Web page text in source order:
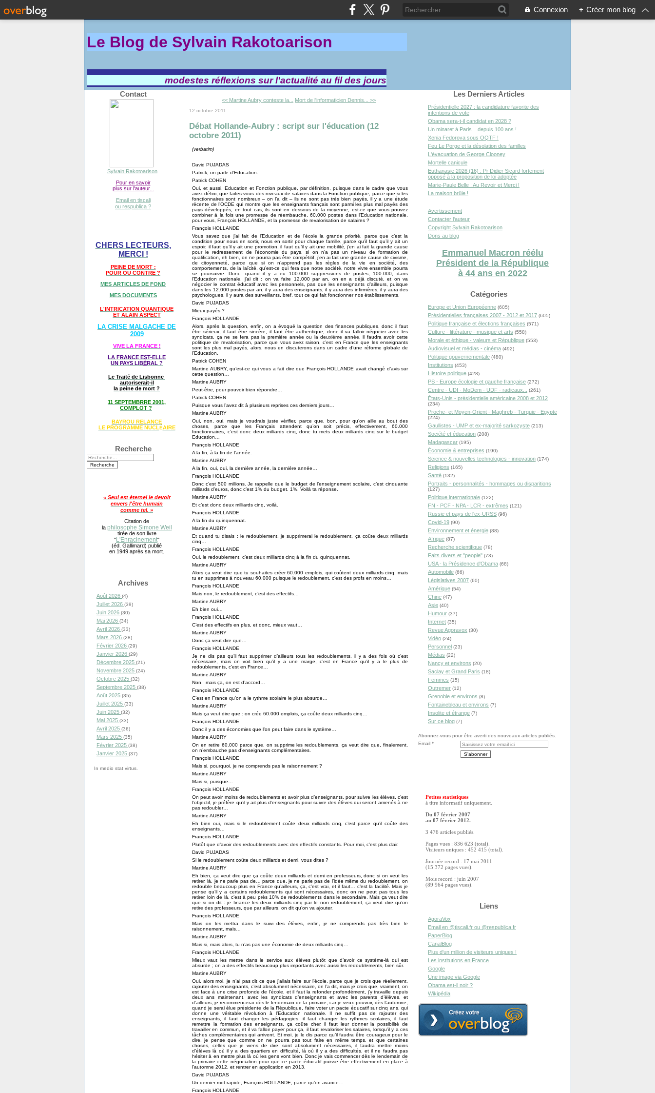
Connexion + Créer mon blog
Le Blog de Sylvain Rakotoarison
modestes réflexions sur l'actualité au fil des jours
Contact
Sylvain Rakotoarison
Pour en savoir
plus sur l'auteur...
Email en tiscali
ou respublica ?
CHERS LECTEURS,
MERCI !
PEINE DE MORT :
POUR OU CONTRE ?
MES ARTICLES DE FOND
MES DOCUMENTS
L'INTRICATION QUANTIQUE
ET ALAIN ASPECT
LA CRISE MALGACHE DE
2009
VIVE LA FRANCE !
LA FRANCE EST-ELLE
UN PAYS LIBÉRAL ?
Le Traité de Lisbonne
autoriserait-il
la peine de mort ?
11 SEPTEMBRRE 2001,
COMPLOT ?
BAYROU RELANCE
LE PROGRAMME NUCLÉAIRE
Recherche
« Seul est éternel le devoir
envers l'être humain
comme tel. »
Citation de
la philosophe Simone Weil
tirée de son livre
"L'Enracinement"
(éd. Gallimard) publié
en 1949 après sa mort.
Archives
Août 2026 (4)
Juillet 2026 (39)
Juin 2026 (30)
Mai 2026 (34)
Avril 2026 (33)
Mars 2026 (28)
Février 2026 (29)
Janvier 2026 (29)
Décembre 2025 (21)
Novembre 2025 (24)
Octobre 2025 (32)
Septembre 2025 (38)
Août 2025 (35)
Juillet 2025 (33)
Juin 2025 (32)
Mai 2025 (33)
Avril 2025 (36)
Mars 2025 (35)
Février 2025 (38)
Janvier 2025 (37)
In medio stat virtus.
<< Martine Aubry conteste la... Mort de l'informaticien Dennis... >>
12 octobre 2011
Débat Hollande-Aubry : script sur l'éducation (12
octobre 2011)
(verbatim)
David PUJADAS
Patrick, on parle d’Education.
Patrick COHEN
Oui, et aussi, Education et Fonction publique, par définition, puisque dans le cadre que vous
avez défini, que faites-vous des niveaux de salaires dans la Fonction publique, parce que si les
fonctionnaires sont nombreux – on l’a dit – ils ne sont pas très bien payés, il y a une étude
récente de l’OCDE qui montre que les enseignants français sont parmi les plus mal payés des
pays développés, en tout cas, ils sont en dessous de la moyenne, est-ce que vous pouvez
combiner à la fois une promesse de réembauche, 60.000 postes dans l’Education nationale,
pour vous, François HOLLANDE, et la promesse de revalorisation de salaires ?
François HOLLANDE
Vous savez que j’ai fait de l’Education et de l’école la grande priorité, parce que c’est la
condition pour nous en sortir, nous en sortir pour chaque famille, parce qu’il faut qu’il y ait un
espoir, il faut qu’il y ait une promotion, il faut qu’il y ait une mobilité, j’en ai fait la grande cause
pour le redressement de l’économie du pays, si on n’a pas un niveau de formation de
qualification, eh bien, on ne pourra pas être compétitif, j’en ai fait une grande cause de civisme,
de citoyenneté, parce que si on n’apprend pas les règles de la vie en société, des
comportements, de la laïcité, qu’est-ce qui fera que notre société, notre vivre ensemble pourra
se poursuivre. Donc, quand il y a eu 100.000 suppressions de postes, 100.000, dans
l’Education nationale, j’ai dit : on va faire 12.000 par an, on en a déjà discuté, et on va
négocier le contrat éducatif avec les personnels, pas que les enseignants d’ailleurs, puisque
dans les 12.000 postes par an, il y aura des enseignants, il y aura des infirmières, il y aura des
psychologues, il y aura des surveillants, bref, tout ce qui fait fonctionner nos établissements.
David PUJADAS
Mieux payés ?
François HOLLANDE
Alors, après la question, enfin, on a évoqué la question des finances publiques, donc il faut
être sérieux, il faut être sincère, il faut être authentique, donc il va falloir négocier avec les
syndicats, ça ne se fera pas la première année ou la deuxième année, il faudra avoir cette
politique de revalorisation, parce que vous avez raison, c’est en France que les enseignants
sont les plus mal payés, alors, nous en discuterons dans un cadre d’une réforme globale de
l’Education.
Patrick COHEN
Martine AUBRY, qu’est-ce qui vous a fait dire que François HOLLANDE avait changé d’avis sur
cette question…
Martine AUBRY
Peut-être, pour pouvoir bien répondre…
Patrick COHEN
Puisque vous l’avez dit à plusieurs reprises ces derniers jours…
Martine AUBRY
Oui, non, oui, mais je voudrais juste vérifier, parce que, bon, pour qu’on aille au bout des
choses, parce que les Français attendent qu’on soit précis, effectivement, 60.000
fonctionnaires, c’est donc deux milliards cinq, donc tu mets deux milliards cinq sur le budget
Education…
François HOLLANDE
A la fin, à la fin de l’année.
Martine AUBRY
A la fin, oui, oui, la dernière année, la dernière année…
François HOLLANDE
Donc c’est 500 millions. Je rappelle que le budget de l’enseignement scolaire, c’est cinquante
milliards d’euros, donc c’est 1% du budget. 1%. Voilà ta réponse.
Martine AUBRY
Et c’est donc deux milliards cinq, voilà.
François HOLLANDE
A la fin du quinquennat.
Martine AUBRY
Et quand tu disais : le redoublement, je supprimerai le redoublement, ça coûte deux milliards
cinq…
François HOLLANDE
Oui, le redoublement, c’est deux milliards cinq à la fin du quinquennat.
Martine AUBRY
Alors ça veut dire que tu souhaites créer 60.000 emplois, qui coûtent deux milliards cinq, mais
tu en supprimes à nouveau 60.000 puisque le redoublement, c’est des profs en moins…
François HOLLANDE
Mais non, le redoublement, c’est des effectifs…
Martine AUBRY
Eh bien oui…
François HOLLANDE
C’est des effectifs en plus, et donc, mieux vaut…
Martine AUBRY
Donc ça veut dire que…
François HOLLANDE
Je ne dis pas qu’il faut supprimer d’ailleurs tous les redoublements, il y a des fois où c’est
nécessaire, mais on voit bien qu’il y a une marge, c’est en France qu’il y a le plus de
redoublements, c’est en France…
Martine AUBRY
Non, mais ça, on est d’accord…
François HOLLANDE
C’est en France qu’on a le rythme scolaire le plus absurde…
Martine AUBRY
Mais ça veut dire que : on crée 60.000 emplois, ça coûte deux milliards cinq…
François HOLLANDE
Donc il y a des économies que l’on peut faire dans le système…
Martine AUBRY
On en retire 60.000 parce que, on supprime les redoublements, ça veut dire que, finalement,
on n’embauche pas d’enseignants complémentaires.
François HOLLANDE
Mais si, pourquoi, je ne comprends pas le raisonnement ?
Martine AUBRY
Mais si, puisque…
François HOLLANDE
On peut avoir moins de redoublements et avoir plus d’enseignants, pour suivre les élèves, c’est
l’objectif, je préfère qu’il y ait plus d’enseignants pour suivre des élèves qui seront amenés à ne
pas redoubler…
Martine AUBRY
Eh bien oui, mais si le redoublement coûte deux milliards cinq, c’est parce qu’il coûte des
enseignants…
François HOLLANDE
Plutôt que d’avoir des redoublements avec des effectifs constants. Pour moi, c’est plus clair.
David PUJADAS
Si le redoublement coûte deux milliards et demi, vous dites ?
Martine AUBRY
Eh bien, ça veut dire que ça coûte deux milliards et demi en professeurs, donc si on veut les
retirer, là, je ne parle pas de… parce que, je ne parle pas de l’idée même du redoublement, on
redouble beaucoup plus en France qu’ailleurs, ça, c’est vrai, et il faut… c’est la facilité. Mais je
pense qu’il y a certains redoublements qui sont nécessaires, donc on ne peut pas tous les
retirer, loin de là, c’est à peu près 10% de redoublements dans le secondaire. Mais ça veut dire
que si on dit : je finance les deux milliards cinq par le non redoublement, ça veut dire qu’on
retire des professeurs, que par ailleurs, on dit qu’on va ajouter.
François HOLLANDE
Mais on les mettra dans le suivi des élèves, enfin, je ne comprends pas très bien le
raisonnement, mais…
Martine AUBRY
Mais si, mais alors, tu n’as pas une économie de deux milliards cinq…
François HOLLANDE
Mieux vaut les mettre dans le service aux élèves plutôt que d’avoir ce système-là qui est
absurde ; on a des effectifs beaucoup plus importants avec aussi les redoublements, bien sûr.
Martine AUBRY
Oui, alors moi, je n’ai pas dit ce que j’allais faire sur l’école, parce que je crois que réellement,
rajouter des enseignants, c’est absolument nécessaire, on l’a dit, mais je crois que, vraiment, on
est face à une crise profonde de l’école, et il faut la refonder profondément, j’y travaille depuis
deux ans maintenant, avec les syndicats d’enseignants et avec les parents d’élèves, et
d’ailleurs, je recommencerai dès le lendemain de la primaire, car je veux pouvoir, dès l’automne,
quand je serai élue présidente de la République, faire voter un pacte éducatif sur cinq ans, qui
donne une véritable révolution à l’Education nationale. Il ne suffit pas de rajouter des
enseignants, il faut changer les pédagogies, il faut changer les rythmes scolaires, il faut
remettre la formation des enseignants, ça coûte cher, il faut leur donner la possibilité de
travailler en commun, et il va falloir payer pour ça, il faut revaloriser les salaires, lorsqu’il y a ces
tâches complémentaires qui arrivent. Et moi, je le dis parce qu’il faudra être courageux pour le
dire, je pense que comme on ne pourra pas tout faire en même temps, et que certaines
choses, celles que je viens de dire, sont absolument nécessaires, il faudra mettre moins
d’élèves là où il y a des quartiers en difficulté, là où il y a des difficultés, et il ne faudra pas
hésiter à en mettre plus là où les gens vont bien. Donc je vais commencer dès le lendemain de
la primaire cette négociation pour que ce pacte éducatif puisse être effectivement en place à
l’automne 2012, et rentrer en application en 2013.
David PUJADAS
Un dernier mot rapide, François HOLLANDE, parce qu’on avance…
François HOLLANDE
Les Derniers Articles
Présidentielle 2027 : la candidature favorite des
intentions de vote
Obama sera-t-il candidat en 2028 ?
Un minaret à Paris... depuis 100 ans !
Xenia Fedorova sous OQTF !
Feu Le Porge et la désolation des familles
L'évacuation de George Clooney
Mortelle canicule
Euthanasie 2026 (16) : Pr Didier Sicard fortement
opposé à la proposition de loi adoptée
Marie-Paule Belle : Au Revoir et Merci !
La maison brûle !
Avertissement
Contacter l'auteur
Copyright Sylvain Rakotoarison
Dons au blog
Emmanuel Macron réélu
Président de la République
à 44 ans en 2022
Catégories
Europe et Union Européenne (605)
Présidentielles françaises 2007 - 2012 et 2017 (605)
Politique française et élections françaises (571)
Culture - littérature - musique et arts (558)
Morale et éthique - valeurs et République (553)
Audiovisuel et médias - cinéma (492)
Politique gouvernementale (480)
Institutions (453)
Histoire politique (428)
PS - Europe écologie et gauche française (272)
Centre - UDI - MoDem - UDF - radicaux... (261)
États-Unis - présidentielle américaine 2008 et 2012
(234)
Proche- et Moyen-Orient - Maghreb - Turquie - Egypte
(224)
Gaullistes - UMP et ex-majorité sarkozyste (213)
Société et éducation (208)
Madagascar (195)
Économie & entreprises (190)
Science & nouvelles technologies - innovation (174)
Religions (165)
Santé (132)
Portraits - personnalités - hommages ou disparitions
(127)
Politique internationale (122)
FN - PCF - NPA - LCR - extrêmes (121)
Russie et pays de l'ex-URSS (96)
Covid-19 (90)
Environnement et énergie (88)
Afrique (87)
Recherche scientifique (78)
Faits divers et "people" (73)
USA - la Présidence d'Obama (68)
Automobile (66)
Législatives 2007 (60)
Amérique (54)
Chine (47)
Asie (40)
Humour (37)
Internet (35)
Revue Agoravox (30)
Vidéo (24)
Personnel (23)
Médias (22)
Nancy et environs (20)
Saclay et Grand Paris (18)
Femmes (15)
Outremer (12)
Grenoble et environs (8)
Fontainebleau et environs (7)
Insolite et étrange (7)
Sur ce blog (7)
Abonnez-vous pour être averti des nouveaux articles publiés.
Email
Petites statistiques
à titre informatif uniquement.
Du 07 février 2007
au 07 février 2012.
3 476 articles publiés.
Pages vues : 836 623 (total).
Visiteurs uniques : 452 415 (total).
Journée record : 17 mai 2011
(15 372 pages vues).
Mois record : juin 2007
(89 964 pages vues).
Liens
AgoraVox
Email en @tiscali.fr ou @respublica.fr
PaperBlog
CanalBlog
Plus d'un million de visiteurs uniques !
Les institutions en France
Google
Une image via Google
Obama est-il noir ?
Wikipédia